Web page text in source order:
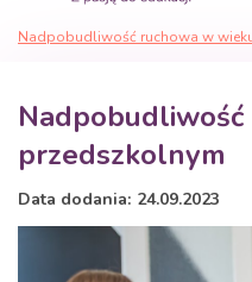
Nadpobudliwość ruchowa w
przedszkolnym
Data dodania: 24.09.2023